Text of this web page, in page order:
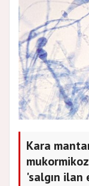
Kara
'salgın ilan